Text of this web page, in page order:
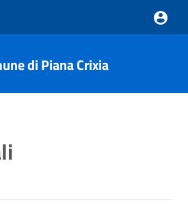
di Piana Crixia